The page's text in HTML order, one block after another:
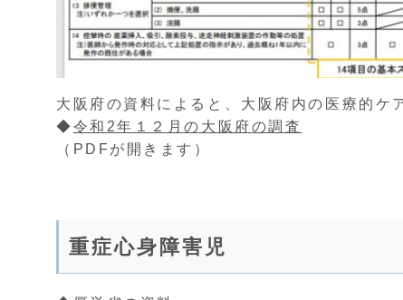
大阪府の資料によると、大阪府内の医療的ケ
◆令和2年１２月の大阪府の調査
（PDFが開きます）
重症心身障害児